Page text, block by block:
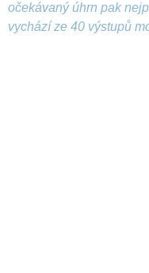
očekávaný úhrn pak
vychází ze 40 výstupů